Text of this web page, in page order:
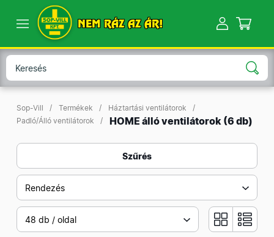
NEM RÁZ AZ ÁR!
Sop-Vill Termékek
Háztartási ventilátorok
Padló/Álló ventilátorok
HOME álló ventilátorok (6 db)
Szűrés
Rendezés
48 db / oldal